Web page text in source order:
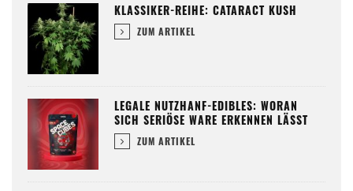
KLASSIKER-REIHE: CATARACT KUSH
ZUM ARTIKEL
LEGALE NUTZHANF-EDIBLES: WORAN
SICH SERIÖSE WARE ERKENNEN LÄSST
ZUM ARTIKEL